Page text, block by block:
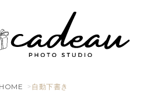
HOME 自動下書き